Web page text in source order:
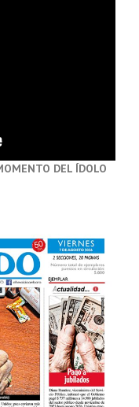
DEL ÍDOLO